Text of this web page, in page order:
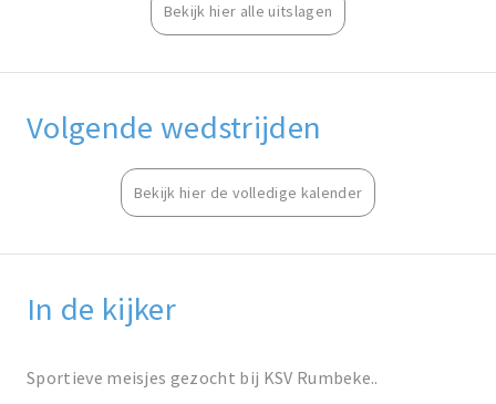
Bekijk hier alle uitslagen
Volgende wedstrijden
Bekijk hier de volledige kalender
In de kijker
Sportieve meisjes gezocht bij KSV Rumbeke..